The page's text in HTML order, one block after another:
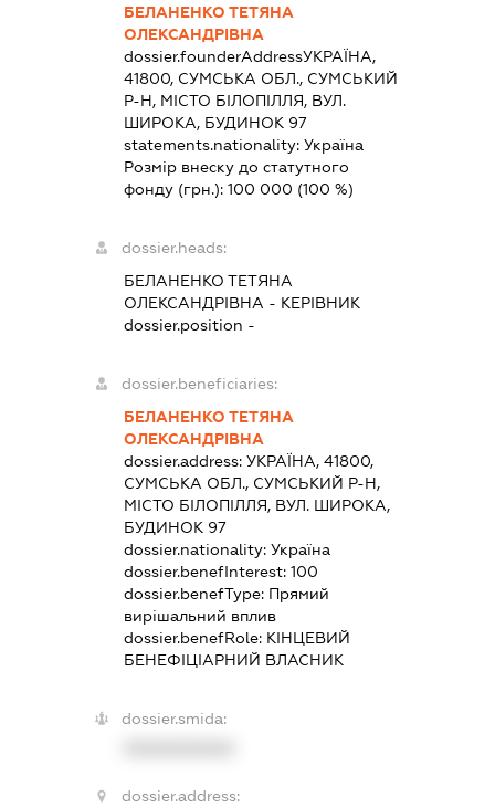
БЕЛАНЕНКО ТЕТЯНА
ОЛЕКСАНДРІВНА
dossier.founderAddressУКРАЇНА,
41800, СУМСЬКА ОБЛ., СУМСЬКИЙ
Р-Н, МІСТО БІЛОПІЛЛЯ, ВУЛ.
ШИРОКА, БУДИНОК 97
statements.nationality: Україна
Розмір внеску до статутного
фонду (грн.): 100 000 (100 %)
dossier.heads:
БЕЛАНЕНКО ТЕТЯНА
ОЛЕКСАНДРІВНА - КЕРІВНИК
dossier.position -
dossier.beneficiaries:
БЕЛАНЕНКО ТЕТЯНА
ОЛЕКСАНДРІВНА
dossier.address: УКРАЇНА, 41800,
СУМСЬКА ОБЛ., СУМСЬКИЙ Р-Н,
МІСТО БІЛОПІЛЛЯ, ВУЛ. ШИРОКА,
БУДИНОК 97
dossier.nationality: Україна
dossier.benefInterest: 100
dossier.benefType: Прямий
вирішальний вплив
dossier.benefRole: КІНЦЕВИЙ
БЕНЕФІЦІАРНИЙ ВЛАСНИК
dossier.smida:
dossier.address: